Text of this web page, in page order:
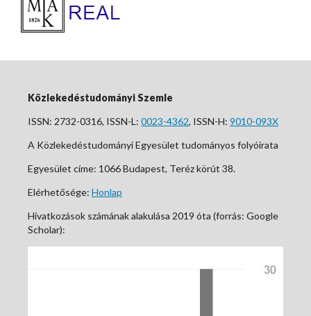
Közlekedéstudományi Szemle
ISSN: 2732-0316, ISSN-L: 0023-4362, ISSN-H: 9010-093X
A Közlekedéstudományi Egyesület tudományos folyóirata
Egyesület címe: 1066 Budapest, Teréz körút 38.
Elérhetősége: Honlap
Hivatkozások számának alakulása 2019 óta (forrás: Google
Scholar):